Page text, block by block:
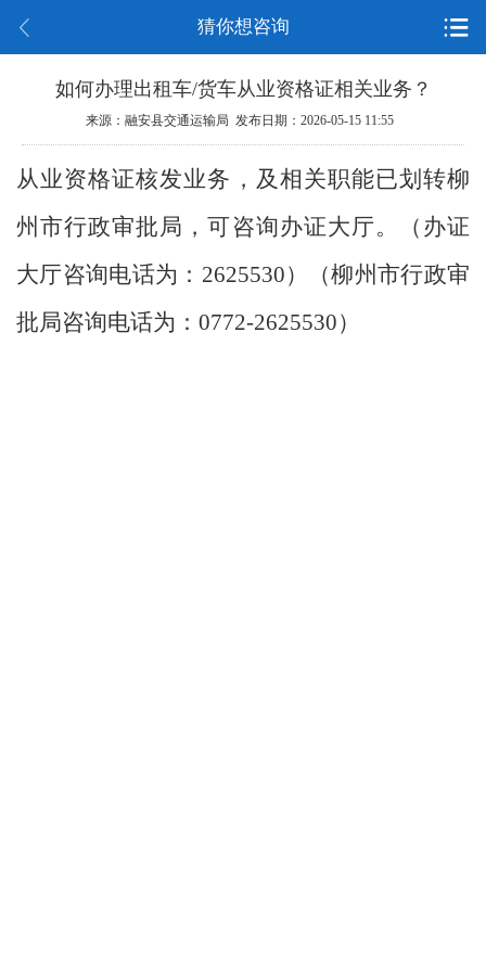
猜你想咨询
如何办理出租车/货车从业资格证相关业务？
来源：融安县交通运输局 发布日期：2026-05-15 11:55
从业资格证核发业务，及相关职能已划转柳
州市行政审批局，可咨询办证大厅。（办证
大厅咨询电话为：2625530）（柳州市行政审
批局咨询电话为：0772-2625530）